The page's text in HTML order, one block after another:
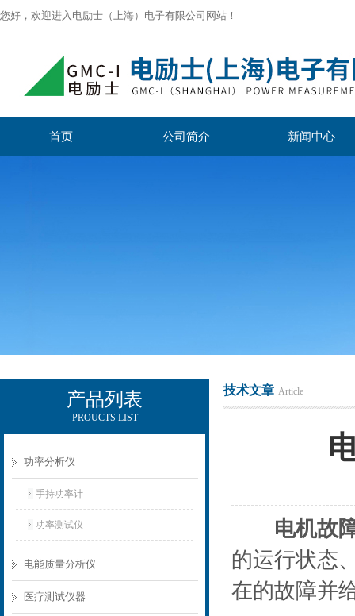
您好，欢迎进入电励士（上海）电子有限公司网站！
首页 公司简介 新闻中心
产品列表
PROUCTS LIST
功率分析仪
手持功率计
功率测试仪
电能质量分析仪
医疗测试仪器
技术文章 Article
电机故
的运行状态
在的故障并